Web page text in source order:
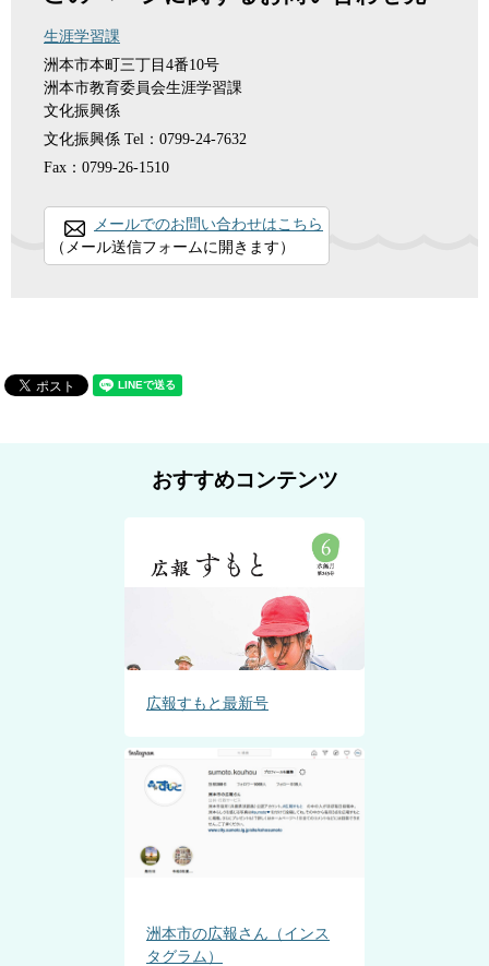
生涯学習課
洲本市本町三丁目4番10号
洲本市教育委員会生涯学習課
文化振興係
文化振興係 Tel：0799-24-7632
Fax：0799-26-1510
メールでのお問い合わせはこちら
（メール送信フォームに開きます）
おすすめコンテンツ
広報すもと最新号
洲本市の広報さん（インス
タグラム）